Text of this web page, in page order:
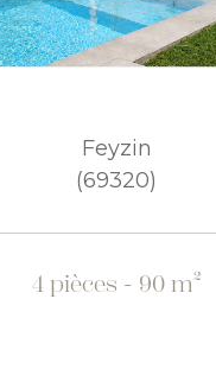
Feyzin
(69320)
4 pièces - 90 m²